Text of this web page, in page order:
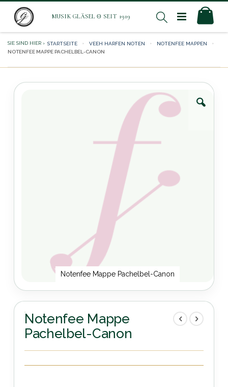
Direkt
zum
Suche
STARTSEITE VEEH HARFEN NOTEN
NOTENFEE MAPPEN
NOTENFEE MAPPE PACHELBEL-CANON
Notenfee Mappe Pachelbel-Canon
Zum
Anfang
der
Bildergalerie
springen
Notenfee Mappe
Pachelbel-Canon